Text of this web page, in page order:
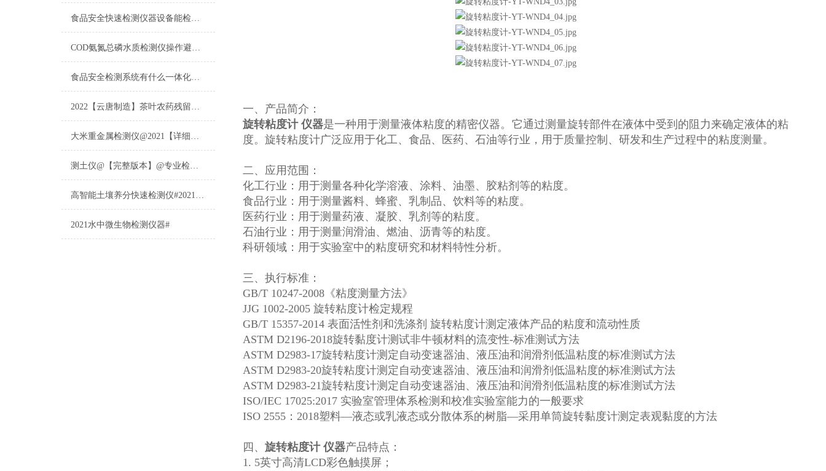
食品安全快速检测仪器设备能检什么？一张表说清适用范围
COD氨氮总磷水质检测仪操作避坑指南：这几个步骤直接影响数据准确性
食品安全检测系统有什么一体化配置·2023仪器仪表推荐·山东云唐
2022【云唐制造】茶叶农药残留检测仪多少钱一台@山东云唐仪器仪表制造
大米重金属检测仪@2021【详细版本】@专业检测大米重金属仪器仪表
测土仪@【完整版本】@专业检测土壤的仪器仪表
高智能土壤养分快速检测仪#2021【土壤养分检测专用仪器仪表】
2021水中微生物检测仪器#
一、产品简介：
旋转粘度计 仪器是一种用于测量液体粘度的精密仪器。它通过测量旋转部件在液体中受到的阻力来确定液体的粘
度。旋转粘度计广泛应用于化工、食品、医药、石油等行业，用于质量控制、研发和生产过程中的粘度测量。
二、应用范围：
化工行业：用于测量各种化学溶液、涂料、油墨、胶粘剂等的粘度。
食品行业：用于测量酱料、蜂蜜、乳制品、饮料等的粘度。
医药行业：用于测量药液、凝胶、乳剂等的粘度。
石油行业：用于测量润滑油、燃油、沥青等的粘度。
科研领域：用于实验室中的粘度研究和材料特性分析。
三、执行标准：
GB/T 10247-2008《粘度测量方法》
JJG 1002-2005 旋转粘度计检定规程
GB/T 15357-2014 表面活性剂和洗涤剂 旋转粘度计测定液体产品的粘度和流动性质
ASTM D2196-2018旋转黏度计测试非牛顿材料的流变性-标准测试方法
ASTM D2983-17旋转粘度计测定自动变速器油、液压油和润滑剂低温粘度的标准测试方法
ASTM D2983-20旋转粘度计测定自动变速器油、液压油和润滑剂低温粘度的标准测试方法
ASTM D2983-21旋转粘度计测定自动变速器油、液压油和润滑剂低温粘度的标准测试方法
ISO/IEC 17025:2017 实验室管理体系检测和校准实验室能力的一般要求
ISO 2555：2018塑料—液态或乳液态或分散体系的树脂—采用单筒旋转黏度计测定表观黏度的方法
四、 旋转粘度计 仪器产品特点：
1. 5英寸高清LCD彩色触摸屏；